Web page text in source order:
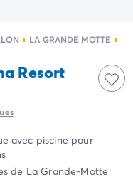
LA GRANDE MOTTE
Resort
avec piscine pour
de La Grande-Motte